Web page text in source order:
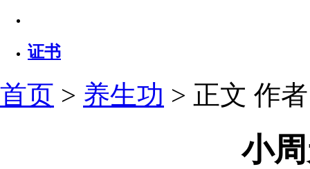
证书
首页 > 养生功 > 正文 作
小